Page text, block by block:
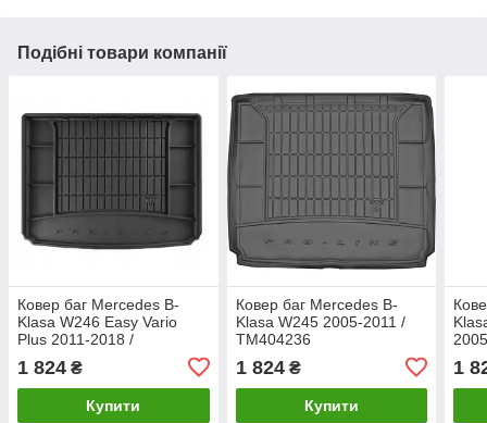
Подібні товари компанії
Ковер баг Mercedes B-
Klasa W246 Easy Vario
Plus 2011-2018 /
1 824 ₴
Купити
Ковер баг Mercedes B-
Klasa W245 2005-2011 /
TM404236
1 824₴
Купити
1